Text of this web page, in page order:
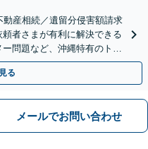
動産相続／遺留分侵害額請求
者さまが有利に解決できる
問題など、沖縄特有のトラ
る
メールでお問い合わせ